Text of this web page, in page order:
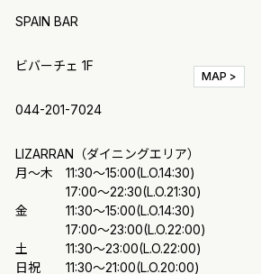
SPAIN BAR
ビバーチェ 1F
MAP >
044-201-7024
LIZARRAN（ダイニングエリア）
月～木 11:30～15:00(L.O.14:30)
17:00～22:30(L.O.21:30)
金 11:30～15:00(L.O.14:30)
17:00～23:00(L.O.22:00)
土 11:30～23:00(L.O.22:00)
日祝 11:30～21:00(L.O.20:00)